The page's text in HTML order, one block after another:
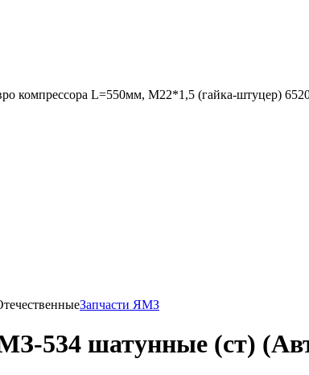
компрессора L=550мм, М22*1,5 (гайка-штуцер)
Запчасти ЯМЗ
534 шатунные (ст)